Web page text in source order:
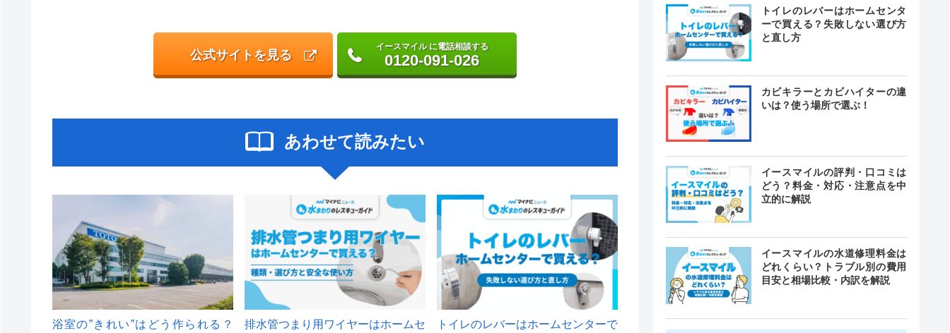
公式サイトを見る
イースマイル に電話相談する
0120-091-026
あわせて読みたい
浴室の”きれい”はどう作られる？
排水管つまり用ワイヤーはホームセ
トイレのレバーはホームセンターで
トイレのレバーはホームセンタ
ーで買える？失敗しない選び方
と直し方
カビキラーとカビハイターの違
いは？使う場所で選ぶ！
イースマイルの評判・口コミは
どう？料金・対応・注意点を中
立的に解説
イースマイルの水道修理料金は
どれくらい？トラブル別の費用
目安と相場比較・内訳を解説